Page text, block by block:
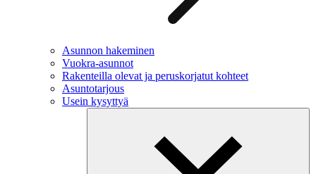
Asunnon hakeminen
Vuokra-asunnot
Rakenteilla olevat ja peruskorjatut kohteet
Asuntotarjous
Usein kysyttyä